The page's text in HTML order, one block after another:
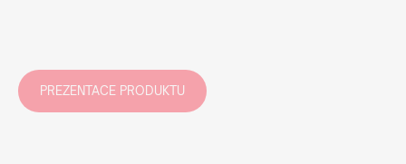
PREZENTACE PRODUKTU